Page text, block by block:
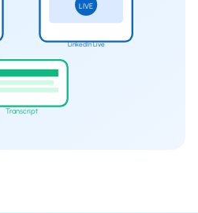
LIVE
LinkedIn Live
Transcript